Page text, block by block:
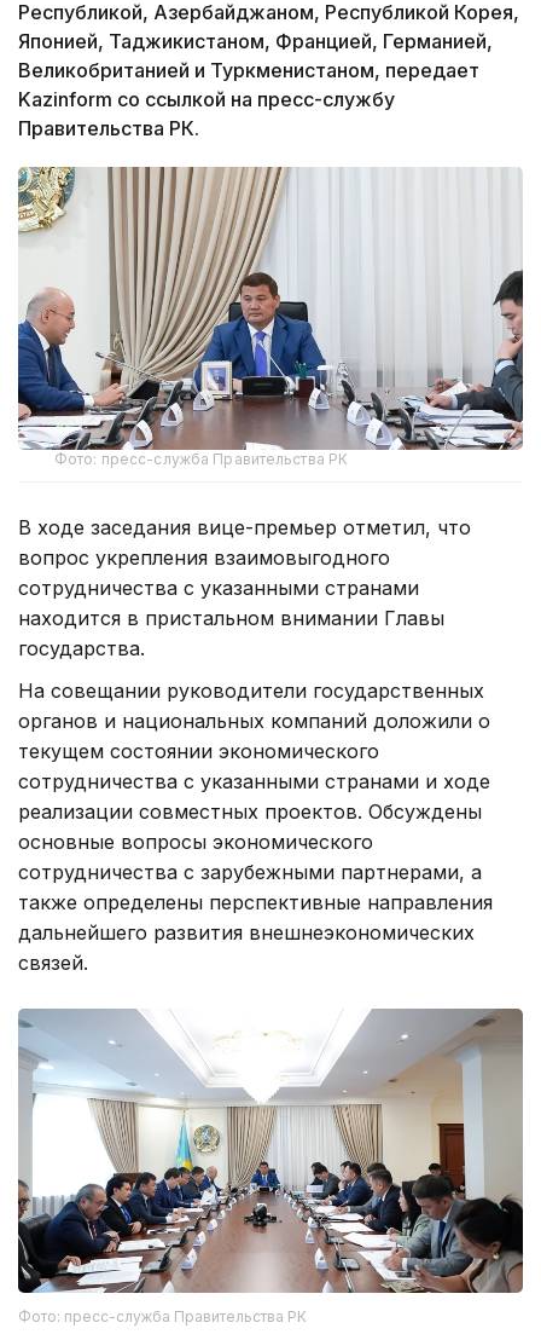
Республикой, Азербайджаном, Республикой Корея,
Японией, Таджикистаном, Францией, Германией,
Великобританией и Туркменистаном, передает
Kazinform со ссылкой на пресс-службу
Правительства РК.
Фото: пресс-служба Правительства РК
В ходе заседания вице-премьер отметил, что
вопрос укрепления взаимовыгодного
сотрудничества с указанными странами
находится в пристальном внимании Главы
государства.
На совещании руководители государственных
органов и национальных компаний доложили о
текущем состоянии экономического
сотрудничества с указанными странами и ходе
реализации совместных проектов. Обсуждены
основные вопросы экономического
сотрудничества с зарубежными партнерами, а
также определены перспективные направления
дальнейшего развития внешнеэкономических
связей.
Фото: пресс-служба Правительства РК